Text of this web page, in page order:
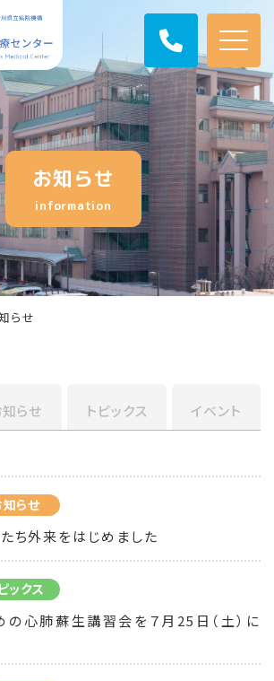
お知らせ
information
らせ
知らせ トピックス イベント
知らせ
ち外来をはじめました
ックス
心肺蘇生講習会を７月25日（土）に